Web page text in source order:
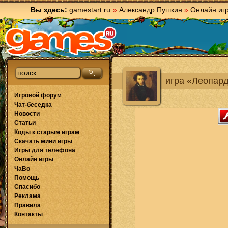
Вы здесь: gamestart.ru » Александр Пушкин » Онлайн
игра
Игровой форум
Чат-беседка
Новости
Статьи
Коды к старым играм
Скачать мини игры
Игры для телефона
Онлайн игры
ЧаВо
Помощь
Спасибо
Реклама
Правила
Контакты